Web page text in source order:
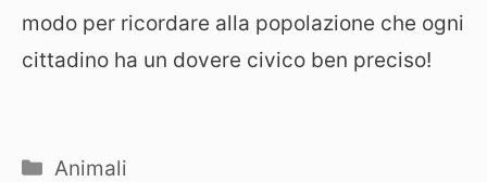
modo per ricordare alla popolazione che ogni
cittadino ha un dovere civico ben preciso!
Categorie
Animali